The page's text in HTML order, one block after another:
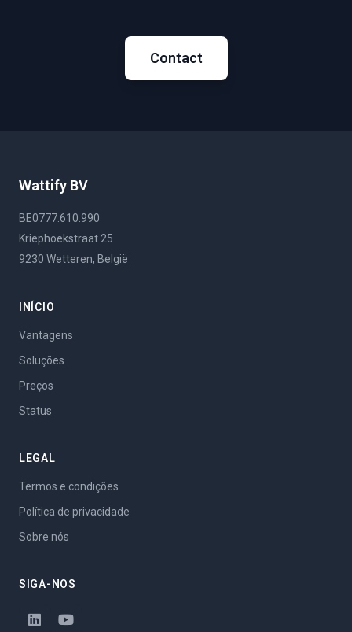
Contact
Wattify BV
BE0777.610.990
Kriephoekstraat 25
9230 Wetteren, België
INÍCIO
Vantagens
Soluções
Preços
Status
LEGAL
Termos e condições
Política de privacidade
Sobre nós
SIGA-NOS